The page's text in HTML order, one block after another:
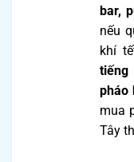
bar,
nếu
khí
tiếng
pháo
mua
Tây